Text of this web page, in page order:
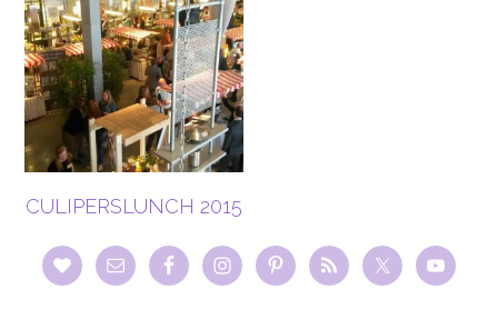
CULIPERSLUNCH 2015